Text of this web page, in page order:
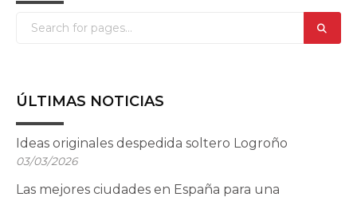
ÚLTIMAS NOTICIAS
Ideas originales despedida soltero Logroño
03/03/2026
Las mejores ciudades en España para una